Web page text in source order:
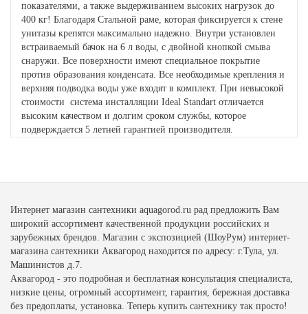
показателями, а также выдерживанием высоких нагрузок до
400 кг! Благодаря Стальной раме, которая фиксируется к стене
унитазы крепятся максимально надежно. Внутри установлен
встраиваемый бачок на 6 л воды, с двойной кнопкой смыва
снаружи. Все поверхности имеют специальное покрытие
против образования конденсата. Все необходимые крепления и
верхняя подводка воды уже входят в комплект. При невысокой
стоимости система инсталляции Ideal Standart отличается
высоким качеством и долгим сроком службы, которое
подверждается 5 летней гарантией производителя.
Интернет магазин сантехники aquagorod.ru рад предложить Вам
широкий ассортимент качественной продукции российских и
зарубежных брендов. Магазин с экспозицией (ШоуРум) интернет-
магазина сантехники Аквагород находится по адресу: г.Тула, ул.
Машинистов д.7.
Аквагород - это подробная и бесплатная консультация специалиста,
низкие цены, огромный ассортимент, гарантия, бережная доставка
без предоплаты, установка. Теперь купить сантехнику так просто!